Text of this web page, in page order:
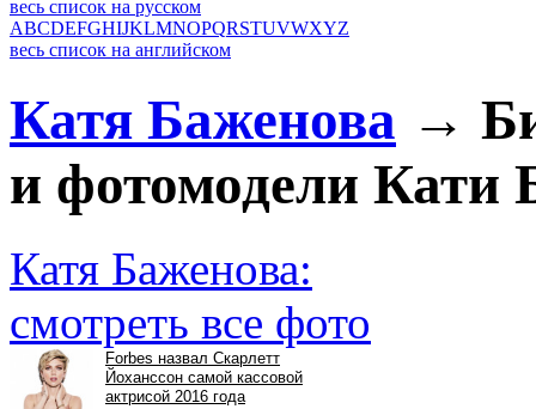
весь список на русском
ABCDEFGHIJKLMNOPQRSTUVWXYZ
весь список на английском
Катя Баженова →
и фотомодели Кати
Катя Баженова:
смотреть все фото